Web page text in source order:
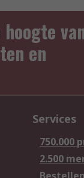
en
Services
750.000
2.500